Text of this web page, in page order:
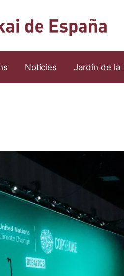
Notícies Jardín de la